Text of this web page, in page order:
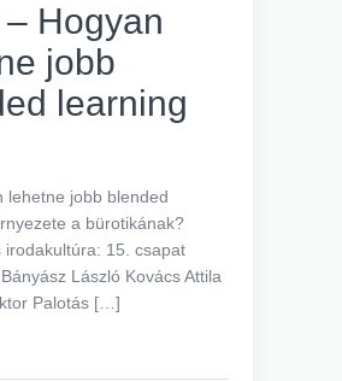
Hogyan
jobb
learning
jobb blended
a bürotikának?
irodakultúra: 15. csapat
László Kovács Attila
Palotás […]